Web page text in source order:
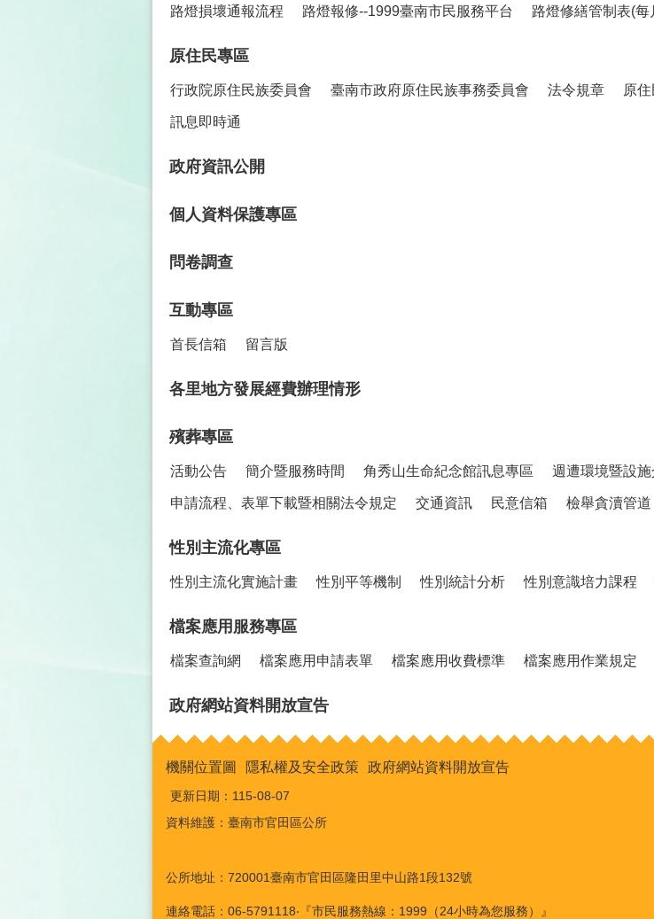
路燈損壞通報流程 路燈報修--1999臺南市民服務平台 路燈修繕管制表(每
原住民專區
行政院原住民族委員會 臺南市政府原住民族事務委員會 法令規章 原
訊息即時通
政府資訊公開
個人資料保護專區
問卷調查
互動專區
首長信箱 留言版
各里地方發展經費辦理情形
殯葬專區
活動公告 簡介暨服務時間 角秀山生命紀念館訊息專區 週遭環境暨設施
申請流程、表單下載暨相關法令規定 交通資訊 民意信箱 檢舉貪瀆管道
性別主流化專區
性別主流化實施計畫 性別平等機制 性別統計分析 性別意識培力課程
檔案應用服務專區
檔案查詢網 檔案應用申請表單 檔案應用收費標準 檔案應用作業規定
政府網站資料開放宣告
機關位置圖 隱私權及安全政策 政府網站資料開放宣告
更新日期： 115-08-07
資料維護：臺南市官田區公所
公所地址：720001臺南市官田區隆田里中山路1段132號
連絡電話：06-5791118‧『市民服務熱線：1999（24小時為您服務）』